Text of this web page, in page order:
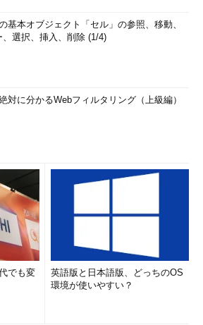
基本オブジェクト「セル」の参照、移動、
、選択、挿入、削除 (1/4)
対に分かるWebフィルタリング（上級編）
でも変
英語版と日本語版、どっちのOS
環境が使いやすい？